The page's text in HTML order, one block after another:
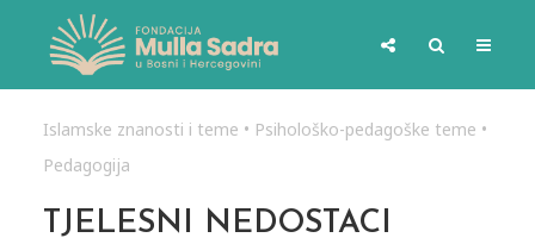
Islamske znanosti i teme • Psihološko-pedagoške teme •
Pedagogija
TJELESNI NEDOSTACI